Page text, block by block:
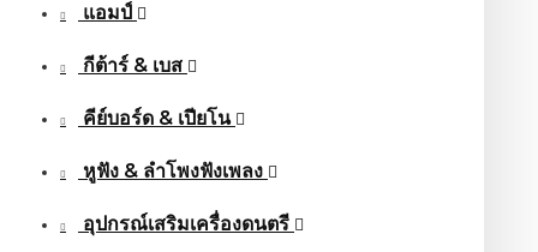
แอมป์
กีต้าร์ & เบส
คีย์บอร์ด & เปียโน
หูฟัง & ลําโพงฟังเพลง
อุปกรณ์เสริมเครื่องดนตรี